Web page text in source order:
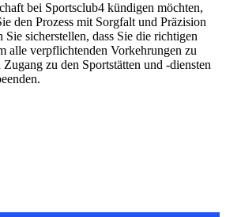
bei Sportsclub4 kündigen möchten,
den Prozess mit Sorgfalt und Präzision
sicherstellen, dass Sie die richtigen
alle verpflichtenden Vorkehrungen zu
zu den Sportstätten und -diensten